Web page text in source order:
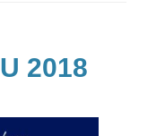
2018